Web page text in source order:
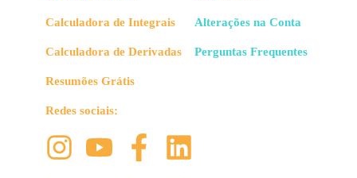
Calculadora de Integrais
Calculadora de Derivadas
Resumões Grátis
Redes sociais:
Alterações na Conta
Perguntas Frequentes